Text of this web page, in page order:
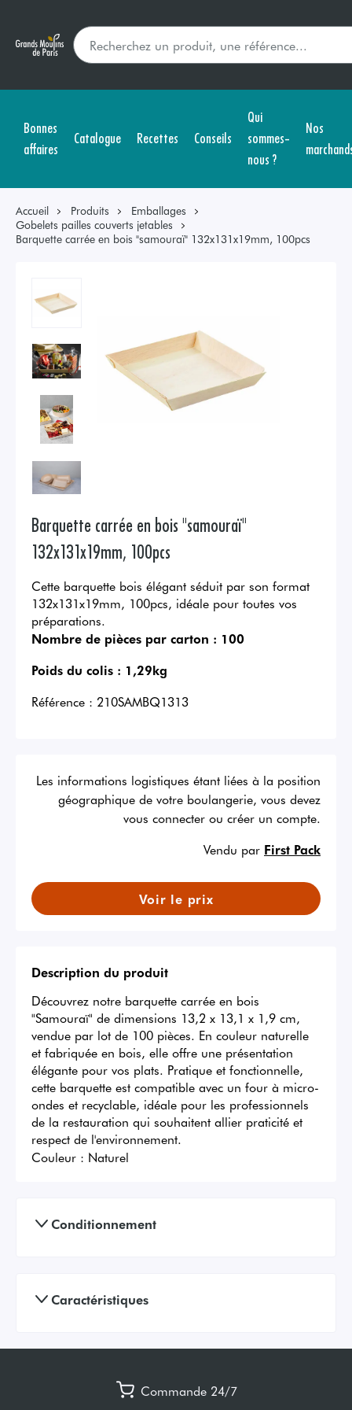
Bonnes
affaires
Catalogue Recettes Conseils
Qui
sommes-
nous ?
Nos
Accueil Produits
Emballages
Gobelets pailles couverts jetables
Barquette carrée en bois "samouraï" 132x131x19mm, 100pcs
Barquette carrée en bois "samouraï"
132x131x19mm, 100pcs
Cette barquette bois élégant séduit par son format
132x131x19mm, 100pcs, idéale pour toutes vos
préparations.
Nombre de pièces par carton : 100
Poids du colis : 1,29kg
Référence : 210SAMBQ1313
Les informations logistiques étant liées à la position
géographique de votre boulangerie, vous devez
vous connecter ou créer un compte.
Vendu par First Pack
Voir le prix
Description du produit
Découvrez notre barquette carrée en bois
"Samouraï" de dimensions 13,2 x 13,1 x 1,9 cm,
vendue par lot de 100 pièces. En couleur naturelle
et fabriquée en bois, elle offre une présentation
élégante pour vos plats. Pratique et fonctionnelle,
cette barquette est compatible avec un four à micro-
ondes et recyclable, idéale pour les professionnels
de la restauration qui souhaitent allier praticité et
respect de l'environnement.
Couleur : Naturel
Conditionnement
Caractéristiques
Commande 24/7